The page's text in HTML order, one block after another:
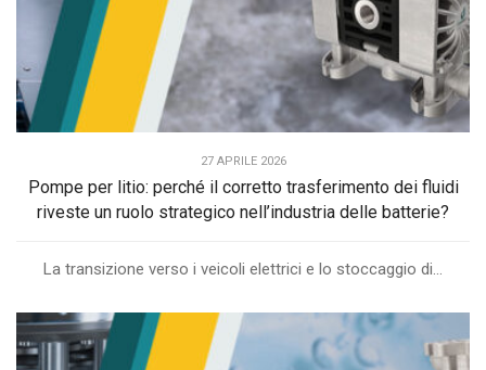
27 APRILE 2026
Pompe per litio: perché il corretto trasferimento dei fluidi
riveste un ruolo strategico nell’industria delle batterie?
La transizione verso i veicoli elettrici e lo stoccaggio di...